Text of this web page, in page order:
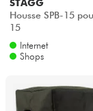
Kinder
Kabel &
HiFi
STAGG
Housse SPB-15
15
Internet
Shops